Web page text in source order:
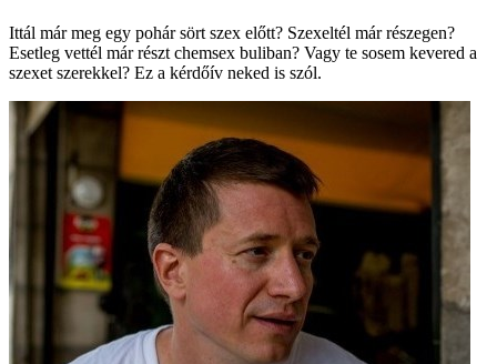
Ittál már meg egy pohár sört szex előtt? Szexeltél már részegen?
Esetleg vettél már részt chemsex buliban? Vagy te sosem kevered a
szexet szerekkel? Ez a kérdőív neked is szól.